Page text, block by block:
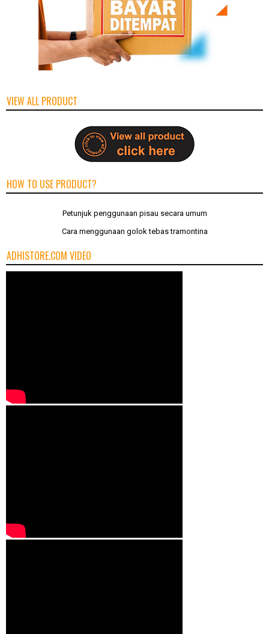
VIEW ALL PRODUCT
HOW TO USE PRODUCT?
Petunjuk penggunaan pisau secara umum
Cara menggunaan golok tebas tramontina
ADHISTORE.COM VIDEO